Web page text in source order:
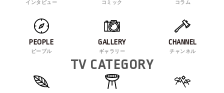
インタビュー コミック コラム
PEOPLE
ピープル
GALLERY
ギャラリー
CHANNEL
チャンネル
TV CATEGORY